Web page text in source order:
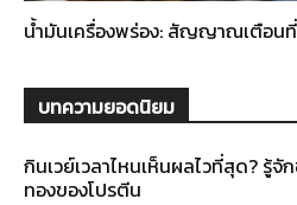
น้ำมันเครื่องพร่อง: สัญญาณเตือน
บทความยอดนิยม
กินเวย์เวลาไหนเห็นผลไวที่สุด? รู้จัก
ทองของโปรตีน